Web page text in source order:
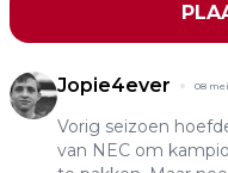
Jopie4ever 08 mei
Vorig seizoen
van NEC om